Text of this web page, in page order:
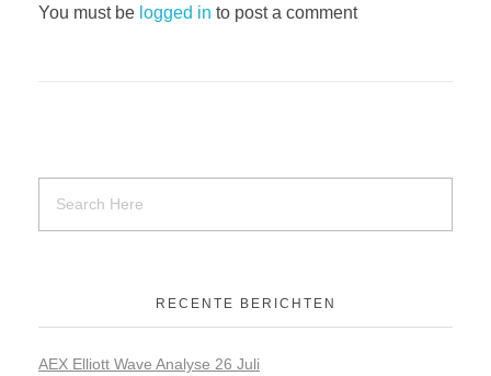
You must be logged in to post a comment
RECENTE BERICHTEN
AEX Elliott Wave Analyse 26 Juli